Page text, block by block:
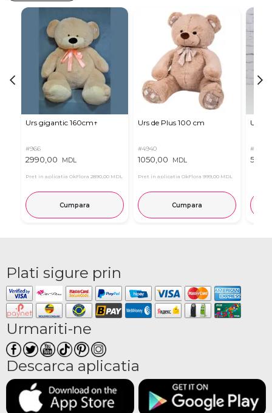
Urs gigantic 160cm↑
#966
2990,00 MDL
Pret in aplicatia OkFlora 2890,00 MDL
Cumpara
Urs de Plus 100 cm
#4940
1050,00 MDL
Pret in aplicatia OkFlora 999,00 MDL
Cumpara
Urs
#11
Plati sigure prin
Urmariti-ne
Descarca aplicatia